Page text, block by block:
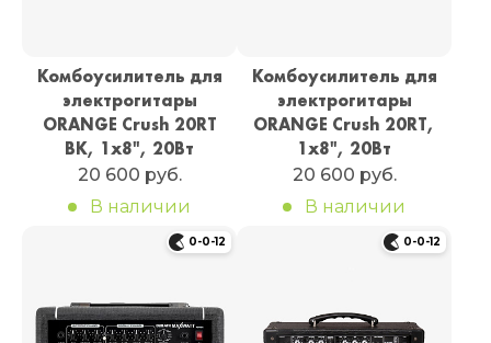
Комбоусилитель для
электрогитары
ORANGE Crush 20RT
BK, 1х8", 20Вт
20 600 руб.
В наличии
Комбоусилитель для
электрогитары
ORANGE Crush 20RT,
1х8", 20Вт
20 600 руб.
В наличии
0-0-12 0-0-12